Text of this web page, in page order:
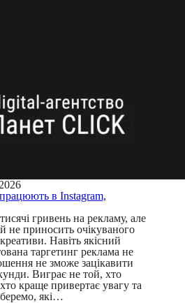
в Instagram,
гривень на рекламу, але
не приносить очікуваного
Навіть якісний
таргетинг реклама не
не зможе зацікавити
Виграє не той, хто
краще привертає увагу та
які…